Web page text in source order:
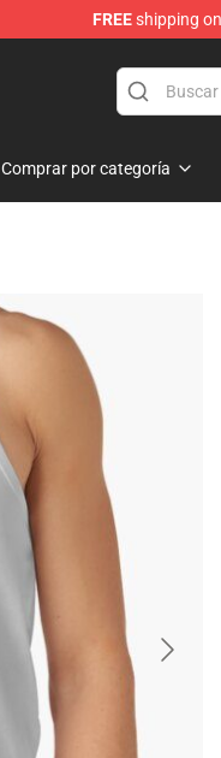
FREEshipping
Comprar por categoría